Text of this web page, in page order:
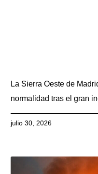
La Sierra Oeste de
normalidad tras el gran
julio 30, 2026